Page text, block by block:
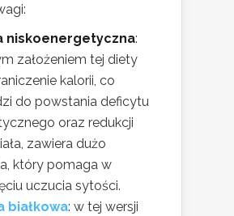
niskoenergetyczna:
założeniem tej diety
kalorii, co
do powstania deficytu
oraz redukcji
zawiera dużo
który pomaga w
uczucia sytości.
białkowa: w tej wersji